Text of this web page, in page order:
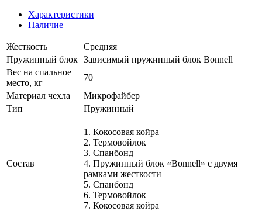
Характеристики
Наличие
Жесткость
Средняя
Пружинный блок Зависимый пружинный блок Bonnell
Вес на спальное
место, кг
70
Материал чехла
Микрофайбер
Тип
Пружинный
Состав
1. Кокосовая койра
2. Термовойлок
3. Спанбонд
4. Пружинный блок «Bonnell» с двумя
рамками жесткости
5. Спанбонд
6. Термовойлок
7. Кокосовая койра